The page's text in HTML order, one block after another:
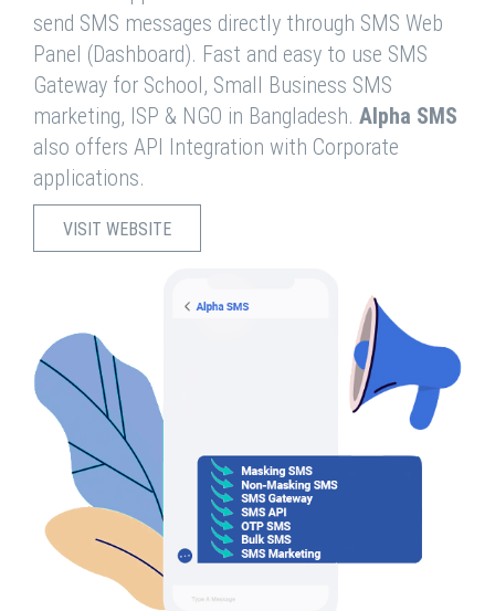
send SMS messages directly through SMS Web
Panel (Dashboard). Fast and easy to use SMS
Gateway for School, Small Business SMS
marketing, ISP & NGO in Bangladesh. Alpha SMS
also offers API Integration with Corporate
applications.
VISIT WEBSITE